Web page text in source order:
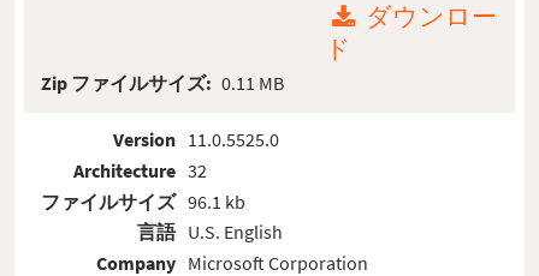
ダウンロー
ド
Zip ファイルサイズ: 0.11 MB
Version
Architecture
ファイルサイズ
言語
Company
11.0.5525.0
32
96.1 kb
U.S. English
Microsoft Corporation